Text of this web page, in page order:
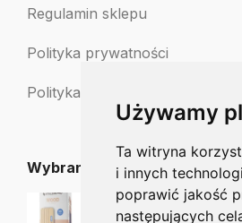
Używamy
Ta witryna
i innych
poprawić jakość
następujących
Regulamin sklepu
Polityka prywatności
Polityka zwrotów
Wybrane dla Ciebie